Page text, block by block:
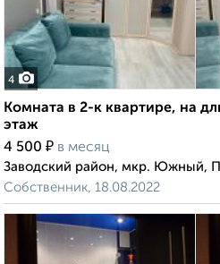
4
Комната в 2-к квартире, на
этаж
4 500 ₽ в месяц
Заводский район, мкр. Южный,
Собственник, 18.08.2022